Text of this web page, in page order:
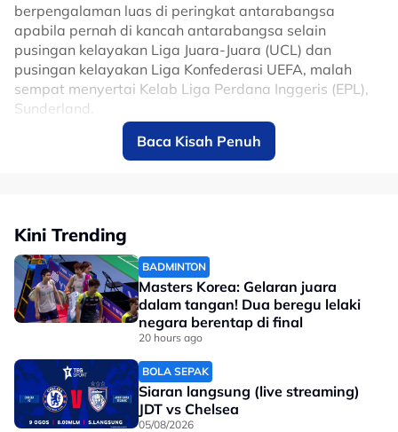
berpengalaman luas di peringkat antarabangsa
apabila pernah di kancah antarabangsa selain
pusingan kelayakan Liga Juara-Juara (UCL) dan
pusingan kelayakan Liga Konfederasi UEFA, malah
sempat menyertai Kelab Liga Perdana Inggeris (EPL),
Sunderland.
Xhemajli hadir dengan reputasi tengah setelah
melakukan 124 penampilan bersama KF Egnatia untuk
No node context available.
Related Topics
#liga super #Liga-M
Baca Kisah Penuh
Kini Trending
BADMINTON
Masters Korea: Gelaran juara
dalam tangan! Dua beregu lelaki
negara berentap di final
20 hours ago
BOLA SEPAK
Siaran langsung (live streaming)
JDT vs Chelsea
05/08/2026